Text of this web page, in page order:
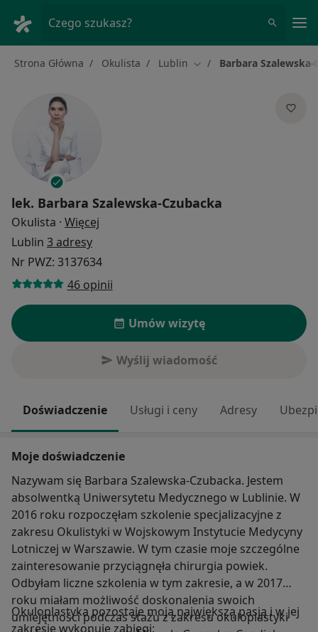
Czego szukasz?
Strona Główna Okulista Lublin Zmień miasto
Barbara Szalewska-
lek. Barbara Szalewska-Czubacka
Okulista · Więcej
Lublin 3 adresy
Nr PWZ: 3137634
46 opinii
Umów wizytę
Wyślij wiadomość
Doświadczenie Usługi i ceny Adresy
Moje doświadczenie
Nazywam się Barbara Szalewska-Czubacka. Jestem
absolwentką Uniwersytetu Medycznego w Lublinie. W
2016 roku rozpoczęłam szkolenie specjalizacyjne z
zakresu Okulistyki w Wojskowym Instytucie Medycyny
Lotniczej w Warszawie. W tym czasie moje szczególne
zainteresowanie przyciągnęła chirurgia powiek.
Odbyłam liczne szkolenia w tym zakresie, a w 2017
roku miałam możliwość doskonalenia swoich
umiejętności podczas stażu z zakresu okuloplastyki
Okuloplastyka pozostaje moją największą pasją i w jej
zakresie wykonuję zabiegi: